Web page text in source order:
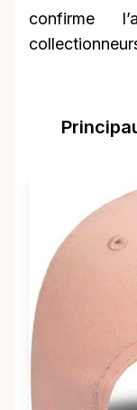
confirme